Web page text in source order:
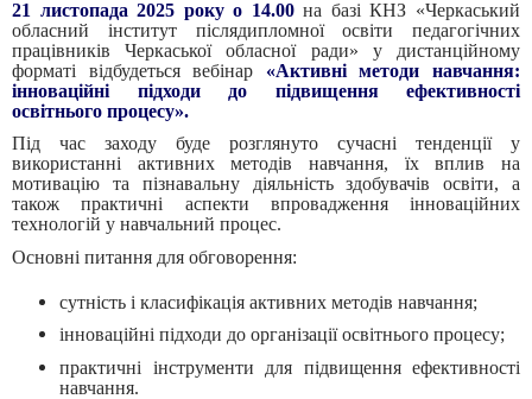
21 листопада 2025 року о 14.00на базі КНЗ «Черкаський
обласний інститут післядипломної освіти педагогічних
працівників Черкаської обласної ради» у дистанційному
форматі відбудеться вебінар «Активні методи навчання:
інноваційні підходи до підвищення ефективності
освітнього процесу».
Під час заходу буде розглянуто сучасні тенденції у
використанні активних методів навчання, їх вплив на
мотивацію та пізнавальну діяльність здобувачів освіти, а
також практичні аспекти впровадження інноваційних
технологій у навчальний процес.
Основні питання для обговорення:
сутність і класифікація активних методів навчання;
інноваційні підходи до організації освітнього процесу;
практичні інструменти для підвищення ефективності
навчання.